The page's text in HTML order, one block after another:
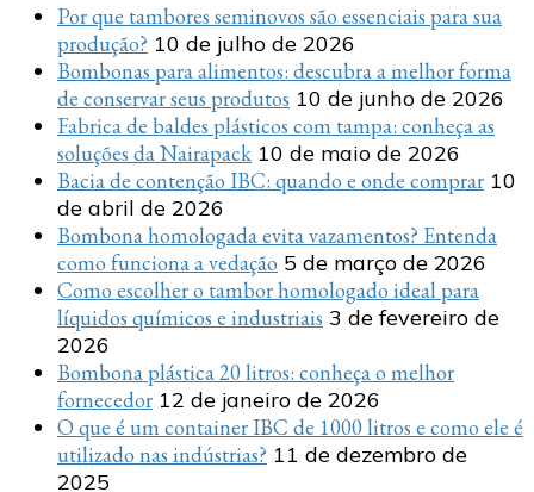
Por que tambores seminovos são essenciais para sua
produção? 10 de julho de 2026
Bombonas para alimentos: descubra a melhor forma
de conservar seus produtos 10 de junho de 2026
Fabrica de baldes plásticos com tampa: conheça as
soluções da Nairapack 10 de maio de 2026
Bacia de contenção IBC: quando e onde comprar 10
de abril de 2026
Bombona homologada evita vazamentos? Entenda
como funciona a vedação 5 de março de 2026
Como escolher o tambor homologado ideal para
líquidos químicos e industriais 3 de fevereiro de
2026
Bombona plástica 20 litros: conheça o melhor
fornecedor 12 de janeiro de 2026
O que é um container IBC de 1000 litros e como ele é
utilizado nas indústrias? 11 de dezembro de
2025